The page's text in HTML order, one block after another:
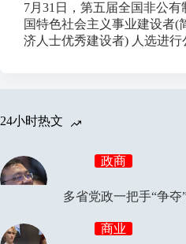
7月31日，第五届全国非公有
国特色社会主义事业建设者(
济人士优秀建设者) 人选进行
24小时热文
政商
多省党政一把手“争夺
商业